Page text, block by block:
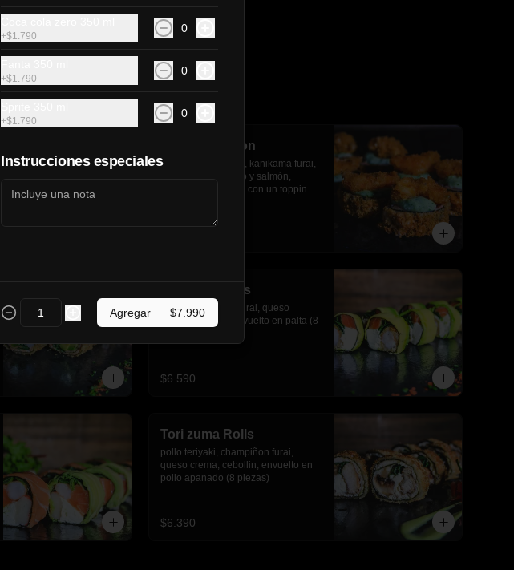
Banana salmon
Palta, queso crema, kanikama furai,
envuelto en plátano y salmón,
apanado en panko, con un topping
Ebi zuma Rolls
salmón, camarón furai, queso
crema, cebollin, envuelto en palta (8
$6.590
Tori zuma Rolls
pollo teriyaki, champiñon furai,
queso crema, cebollin, envuelto en
pollo apanado (8 piezas)
$6.390
+$1.790
0
+$1.790
0
+$1.790
0
Instrucciones especiales
Agregar $7.990